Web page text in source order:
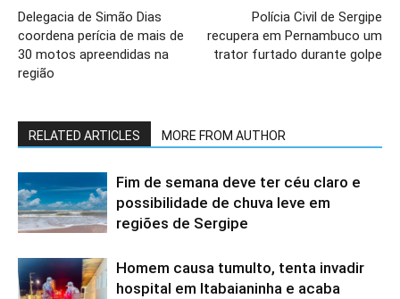
Delegacia de Simão Dias
coordena perícia de mais de
30 motos apreendidas na
região
Polícia Civil de Sergipe
recupera em Pernambuco um
trator furtado durante golpe
RELATED ARTICLES MORE FROM AUTHOR
Fim de semana deve ter céu claro e
possibilidade de chuva leve em
regiões de Sergipe
Homem causa tumulto, tenta invadir
hospital em Itabaianinha e acaba